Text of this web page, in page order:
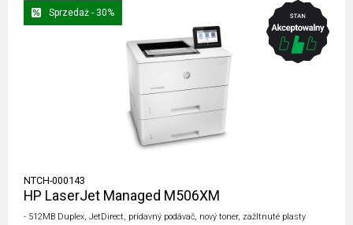
Sprzedaż - 30%
NTCH-000143
HP LaserJet Managed M506XM
- 512MB Duplex, JetDirect, prídavný podávač, nový toner, zažltnuté plasty